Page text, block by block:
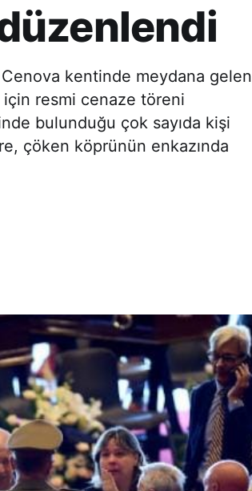
kentinde meydana gelen
için resmi cenaze töreni
bulunduğu çok sayıda kişi
çöken köprünün enkazında